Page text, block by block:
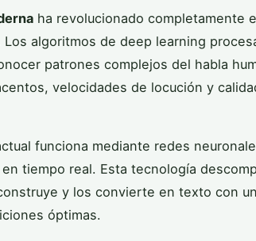
ha revolucionado completamente
algoritmos de deep learning
patrones complejos del habla
velocidades de locución y
funciona mediante redes
tiempo real. Esta tecnología
y los convierte en texto con
óptimas.